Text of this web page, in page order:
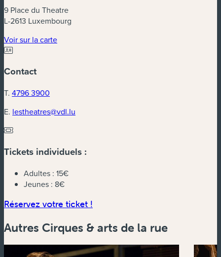
9 Place du Theatre
L-2613 Luxembourg
Voir sur la carte(nouvelle fenêtre)
Contact
T. 4796 3900
E. lestheatres@vdl.lu
Tickets individuels :
Adultes : 15€
Jeunes : 8€
Réservez votre ticket !
Autres Cirques & arts de la rue